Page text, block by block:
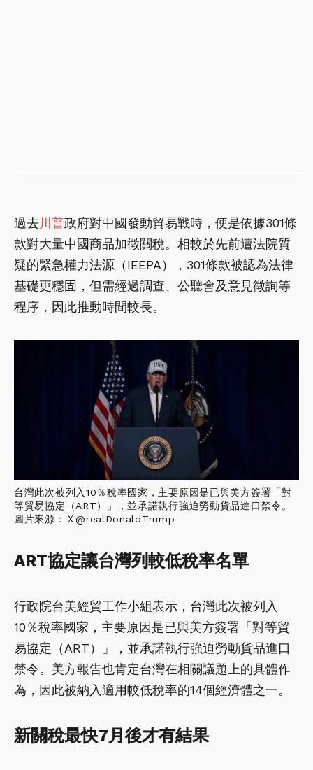
過去川普政府對中國發動貿易戰時，便是依據301條
款對大量中國商品加徵關稅。相較於先前遭法院質
疑的緊急權力法源（IEEPA），301條款被認為法律
基礎更穩固，但需經過調查、公聽會及意見徵詢等
程序，因此推動時間較長。
台灣此次被列入10％稅率國家，主要原因是已與美方簽署「對
等貿易協定（ART）」，並承諾執行強迫勞動貨品進口禁令。
圖片來源：Ｘ@realDonaldTrump
ART協定讓台灣列較低稅率名單
行政院台美經貿工作小組表示，台灣此次被列入
10％稅率國家，主要原因是已與美方簽署「對等貿
易協定（ART）」，並承諾執行強迫勞動貨品進口
禁令。美方報告也肯定台灣在相關議題上的具體作
為，因此被納入適用較低稅率的14個經濟體之一。
新關稅最快7月後才有結果